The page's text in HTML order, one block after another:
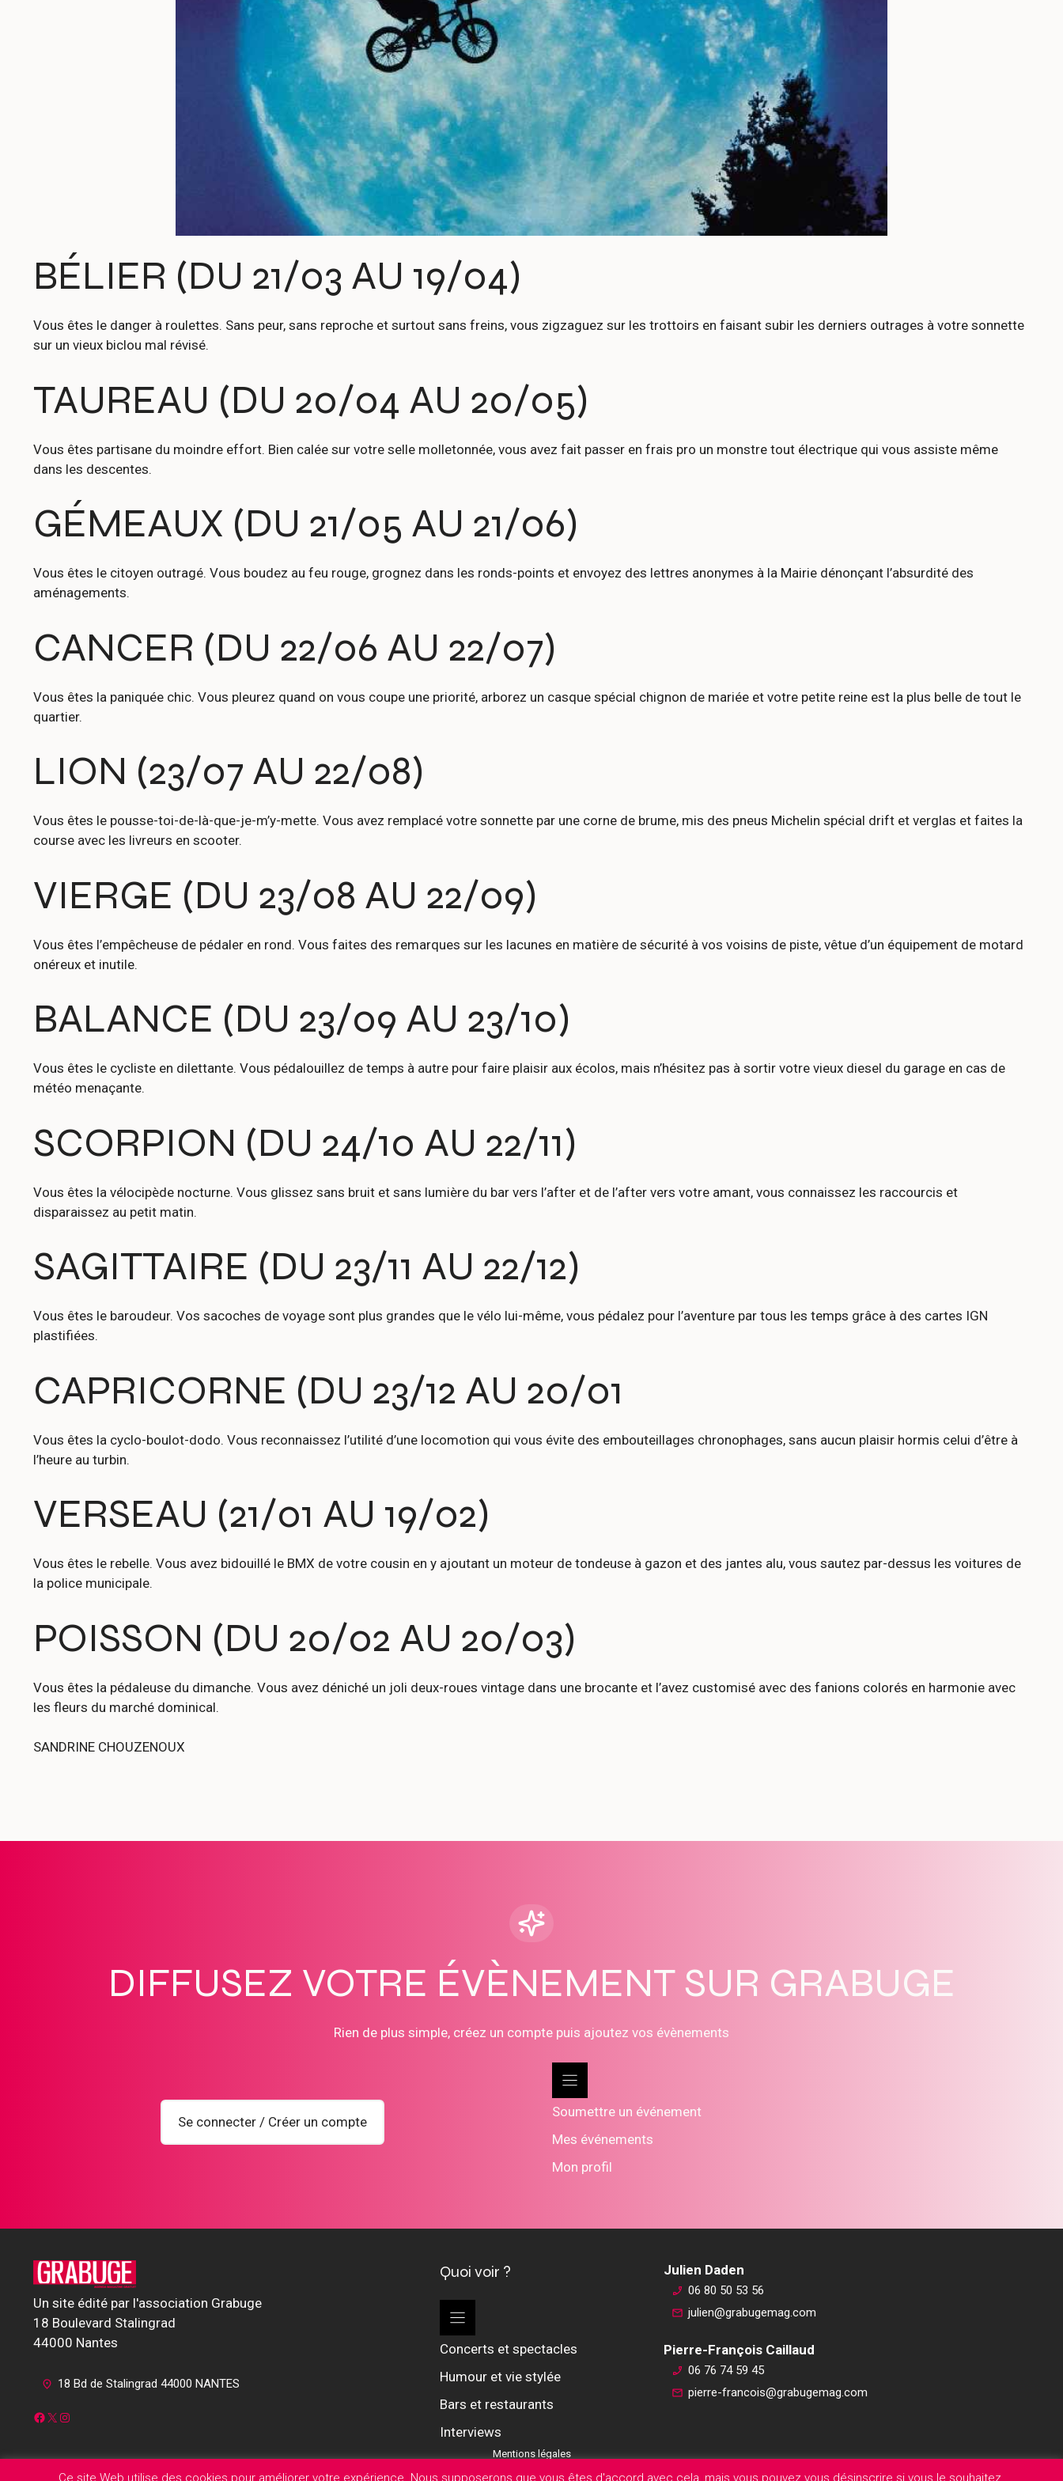
BÉLIER (DU 21/03 AU 19/04)
Vous êtes le danger à roulettes. Sans peur, sans reproche et surtout sans freins, vous zigzaguez sur les trottoirs en faisant subir les derniers outrages à votre sonnette
sur un vieux biclou mal révisé.
TAUREAU (DU 20/04 AU 20/05)
Vous êtes partisane du moindre effort. Bien calée sur votre selle molletonnée, vous avez fait passer en frais pro un monstre tout électrique qui vous assiste même
dans les descentes.
GÉMEAUX (DU 21/05 AU 21/06)
Vous êtes le citoyen outragé. Vous boudez au feu rouge, grognez dans les ronds-points et envoyez des lettres anonymes à la Mairie dénonçant l’absurdité des
aménagements.
CANCER (DU 22/06 AU 22/07)
Vous êtes la paniquée chic. Vous pleurez quand on vous coupe une priorité, arborez un casque spécial chignon de mariée et votre petite reine est la plus belle de tout le
quartier.
LION (23/07 AU 22/08)
Vous êtes le pousse-toi-de-là-que-je-m’y-mette. Vous avez remplacé votre sonnette par une corne de brume, mis des pneus Michelin spécial drift et verglas et faites la
course avec les livreurs en scooter.
VIERGE (DU 23/08 AU 22/09)
Vous êtes l’empêcheuse de pédaler en rond. Vous faites des remarques sur les lacunes en matière de sécurité à vos voisins de piste, vêtue d’un équipement de motard
onéreux et inutile.
BALANCE (DU 23/09 AU 23/10)
Vous êtes le cycliste en dilettante. Vous pédalouillez de temps à autre pour faire plaisir aux écolos, mais n’hésitez pas à sortir votre vieux diesel du garage en cas de
météo menaçante.
SCORPION (DU 24/10 AU 22/11)
Vous êtes la vélocipède nocturne. Vous glissez sans bruit et sans lumière du bar vers l’after et de l’after vers votre amant, vous connaissez les raccourcis et
disparaissez au petit matin.
SAGITTAIRE (DU 23/11 AU 22/12)
Vous êtes le baroudeur. Vos sacoches de voyage sont plus grandes que le vélo lui-même, vous pédalez pour l’aventure par tous les temps grâce à des cartes IGN
plastifiées.
CAPRICORNE (DU 23/12 AU 20/01
Vous êtes la cyclo-boulot-dodo. Vous reconnaissez l’utilité d’une locomotion qui vous évite des embouteillages chronophages, sans aucun plaisir hormis celui d’être à
l’heure au turbin.
VERSEAU (21/01 AU 19/02)
Vous êtes le rebelle. Vous avez bidouillé le BMX de votre cousin en y ajoutant un moteur de tondeuse à gazon et des jantes alu, vous sautez par-dessus les voitures de
la police municipale.
POISSON (DU 20/02 AU 20/03)
Vous êtes la pédaleuse du dimanche. Vous avez déniché un joli deux-roues vintage dans une brocante et l’avez customisé avec des fanions colorés en harmonie avec
les fleurs du marché dominical.
SANDRINE CHOUZENOUX
DIFFUSEZ VOTRE ÉVÈNEMENT SUR GRABUGE
Rien de plus simple, créez un compte puis ajoutez vos évènements
Se connecter / Créer un compte
Soumettre un événement
Mes événements
Mon profil
Un site édité par l'association Grabuge
18 Boulevard Stalingrad
44000 Nantes
18 Bd de Stalingrad 44000 NANTES
Facebook
X Instagram
Quoi voir ?
Concerts et spectacles
Humour et vie stylée
Bars et restaurants
Interviews
Julien Daden
06 80 50 53 56
julien@grabugemag.com
Pierre-François Caillaud
06 76 74 59 45
pierre-francois@grabugemag.com
Mentions légales
Ce site Web utilise des cookies pour améliorer votre expérience. Nous supposerons que vous êtes d'accord avec cela, mais vous pouvez vous désinscrire si vous le souhaitez.